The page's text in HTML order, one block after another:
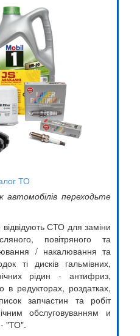
ТО
автомобілів переходьте
СТО для заміни
повітряного та
/ накалювання та
ті дисків гальмівних,
рідин - антифриз,
в редукторах, роздатках,
запчастин та робіт
обслуговуванням и
"ТО".